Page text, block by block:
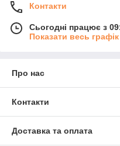
Контакти
Сьогодні працює з
Показати весь
Про нас
Контакти
Доставка та оплата